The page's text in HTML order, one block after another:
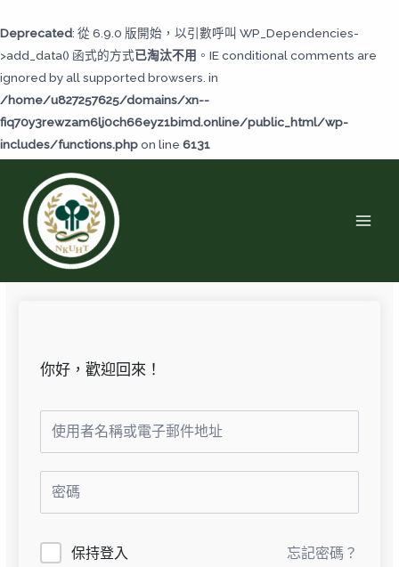
Deprecated: 從 6.9.0 版開始，以引數呼叫 WP_Dependencies-
>add_data() 函式的方式已淘汰不用 。IE conditional comments are
ignored by all supported browsers. in
/home/u827257625/domains/xn--
fiq70y3rewzam6lj0ch66eyz1bimd.online/public_html/wp-
includes/functions.phpon line 6131
至
主
要
內
容
你好，歡迎回來！
保持登入 忘記密碼？